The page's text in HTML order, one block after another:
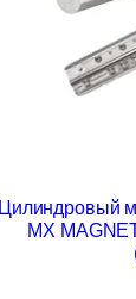
Цилиндровый
MX